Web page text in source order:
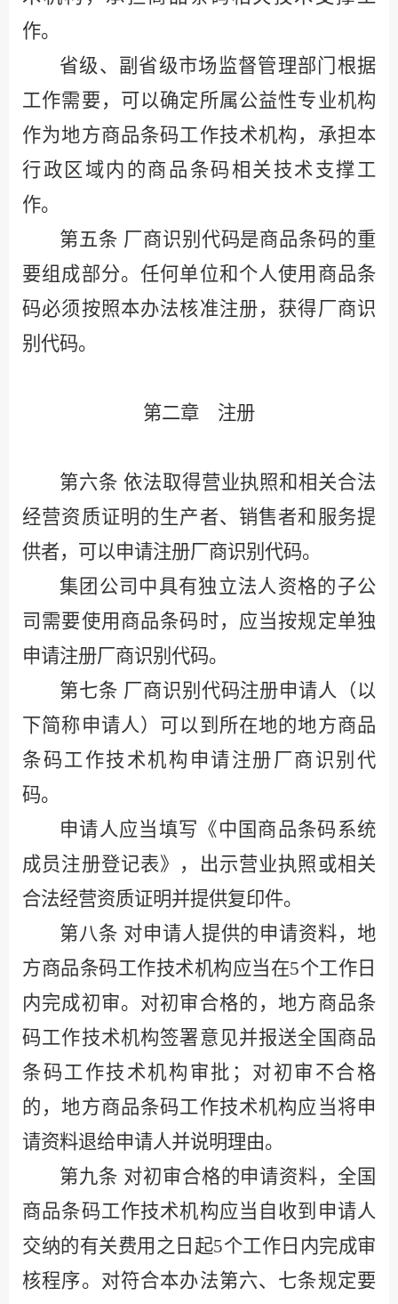
作。
省级、副省级市场监督管理部门根据
工作需要，可以确定所属公益性专业机构
作为地方商品条码工作技术机构，承担本
行政区域内的商品条码相关技术支撑工
作。
第五条 厂商识别代码是商品条码的重
要组成部分。任何单位和个人使用商品条
码必须按照本办法核准注册，获得厂商识
别代码。
第二章 注册
第六条 依法取得营业执照和相关合法
经营资质证明的生产者、销售者和服务提
供者，可以申请注册厂商识别代码。
集团公司中具有独立法人资格的子公
司需要使用商品条码时，应当按规定单独
申请注册厂商识别代码。
第七条 厂商识别代码注册申请人（以
下简称申请人）可以到所在地的地方商品
条码工作技术机构申请注册厂商识别代
码。
申请人应当填写《中国商品条码系统
成员注册登记表》，出示营业执照或相关
合法经营资质证明并提供复印件。
第八条 对申请人提供的申请资料，地
方商品条码工作技术机构应当在5个工作日
内完成初审。对初审合格的，地方商品条
码工作技术机构签署意见并报送全国商品
条码工作技术机构审批；对初审不合格
的，地方商品条码工作技术机构应当将申
请资料退给申请人并说明理由。
第九条 对初审合格的申请资料，全国
商品条码工作技术机构应当自收到申请人
交纳的有关费用之日起5个工作日内完成审
核程序。对符合本办法第六、七条规定要